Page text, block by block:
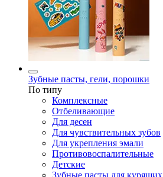
Зубные пасты, гели, порошки
По типу
Комплексные
Отбеливающие
Для десен
Для чувствительных зубов
Для укрепления эмали
Противовоспалительные
Детские